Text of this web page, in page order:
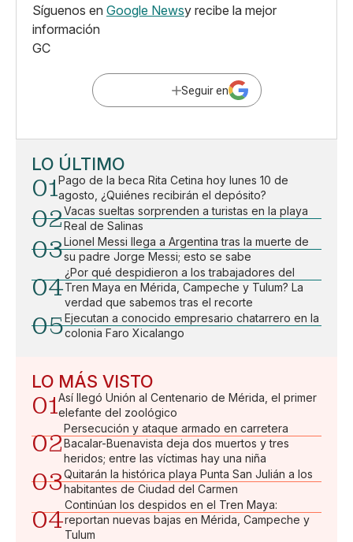
Síguenos en Google Newsy recibe la mejor
información
GC
Seguir en
LO ÚLTIMO
01Pago de la beca Rita Cetina hoy lunes 10 de
agosto, ¿Quiénes recibirán el depósito?
02Vacas sueltas sorprenden a turistas en la playa
Real de Salinas
03Lionel Messi llega a Argentina tras la muerte de
su padre Jorge Messi; esto se sabe
04
¿Por qué despidieron a los trabajadores del
Tren Maya en Mérida, Campeche y Tulum? La
verdad que sabemos tras el recorte
05Ejecutan a conocido empresario chatarrero en la
colonia Faro Xicalango
LO MÁS VISTO
01Así llegó Unión al Centenario de Mérida, el primer
elefante del zoológico
02
Persecución y ataque armado en carretera
Bacalar-Buenavista deja dos muertos y tres
heridos; entre las víctimas hay una niña
03Quitarán la histórica playa Punta San Julián a los
habitantes de Ciudad del Carmen
04
Continúan los despidos en el Tren Maya:
reportan nuevas bajas en Mérida, Campeche y
Tulum